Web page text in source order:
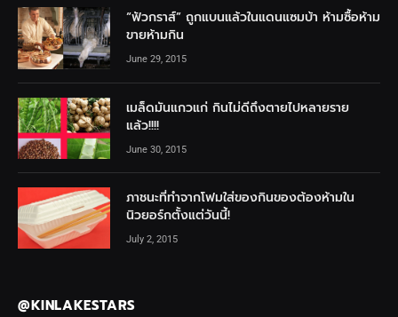
“ฟัวกราส์” ถูกแบนแล้วในแดนแซมบ้า ห้ามซื้อห้าม
ขายห้ามกิน
June 29, 2015
เมล็ดมันแกวแก่ กินไม่ดีถึงตายไปหลายราย
แล้ว!!!!
June 30, 2015
ภาชนะที่ทำจากโฟมใส่ของกินของต้องห้ามใน
นิวยอร์กตั้งแต่วันนี้!
July 2, 2015
@KINLAKESTARS